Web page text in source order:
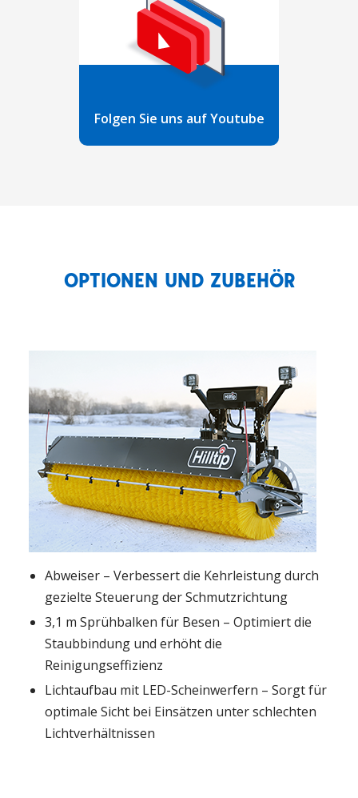
Folgen Sie uns auf Youtube
OPTIONEN UND ZUBEHÖR
Abweiser – Verbessert die Kehrleistung durch
gezielte Steuerung der Schmutzrichtung
3,1 m Sprühbalken für Besen – Optimiert die
Staubbindung und erhöht die
Reinigungseffizienz
Lichtaufbau mit LED-Scheinwerfern – Sorgt für
optimale Sicht bei Einsätzen unter schlechten
Lichtverhältnissen